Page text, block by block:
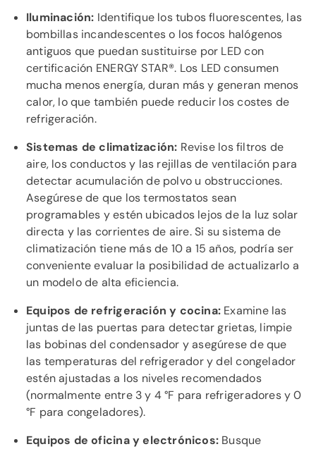
Iluminación: Identifique los tubos fluorescentes, las
bombillas incandescentes o los focos halógenos
antiguos que puedan sustituirse por LED con
certificación ENERGY STAR®. Los LED consumen
mucha menos energía, duran más y generan menos
calor, lo que también puede reducir los costes de
refrigeración.
Sistemas de climatización: Revise los filtros de
aire, los conductos y las rejillas de ventilación para
detectar acumulación de polvo u obstrucciones.
Asegúrese de que los termostatos sean
programables y estén ubicados lejos de la luz solar
directa y las corrientes de aire. Si su sistema de
climatización tiene más de 10 a 15 años, podría ser
conveniente evaluar la posibilidad de actualizarlo a
un modelo de alta eficiencia.
Equipos de refrigeración y cocina: Examine las
juntas de las puertas para detectar grietas, limpie
las bobinas del condensador y asegúrese de que
las temperaturas del refrigerador y del congelador
estén ajustadas a los niveles recomendados
(normalmente entre 3 y 4 °F para refrigeradores y 0
°F para congeladores).
Equipos de oficina y electrónicos: Busque